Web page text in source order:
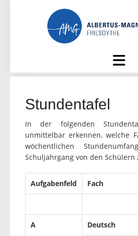
Stundentafel
In der folgenden
unmittelbar erkennen, welche
wöchentlichen
Schuljahrgang von den Schülern
Aufgabenfeld Fach
A Deutsch